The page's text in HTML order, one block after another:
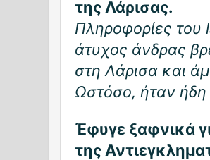
της Λάρισας.
Πληροφορίες
άτυχος άνδρας
στη Λάρισα και
Ωστόσο, ήταν ήδη
Έφυγε ξαφνικά
της